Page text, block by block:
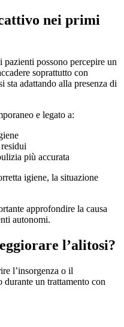
nei primi
possono percepire un
soprattutto con
sta adattando alla presenza di
e legato a:
più accurata
igiene, la situazione
approfondire la causa
autonomi.
l’alitosi?
l’insorgenza o il
durante un trattamento con